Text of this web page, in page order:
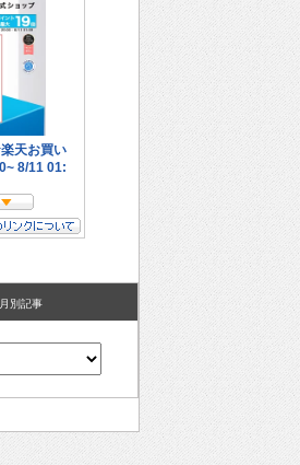
月別記事